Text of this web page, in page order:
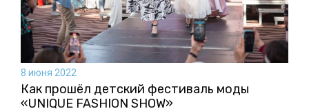
8 июня 2022
Как прошёл детский фестиваль моды
«UNIQUE FASHION SHOW»